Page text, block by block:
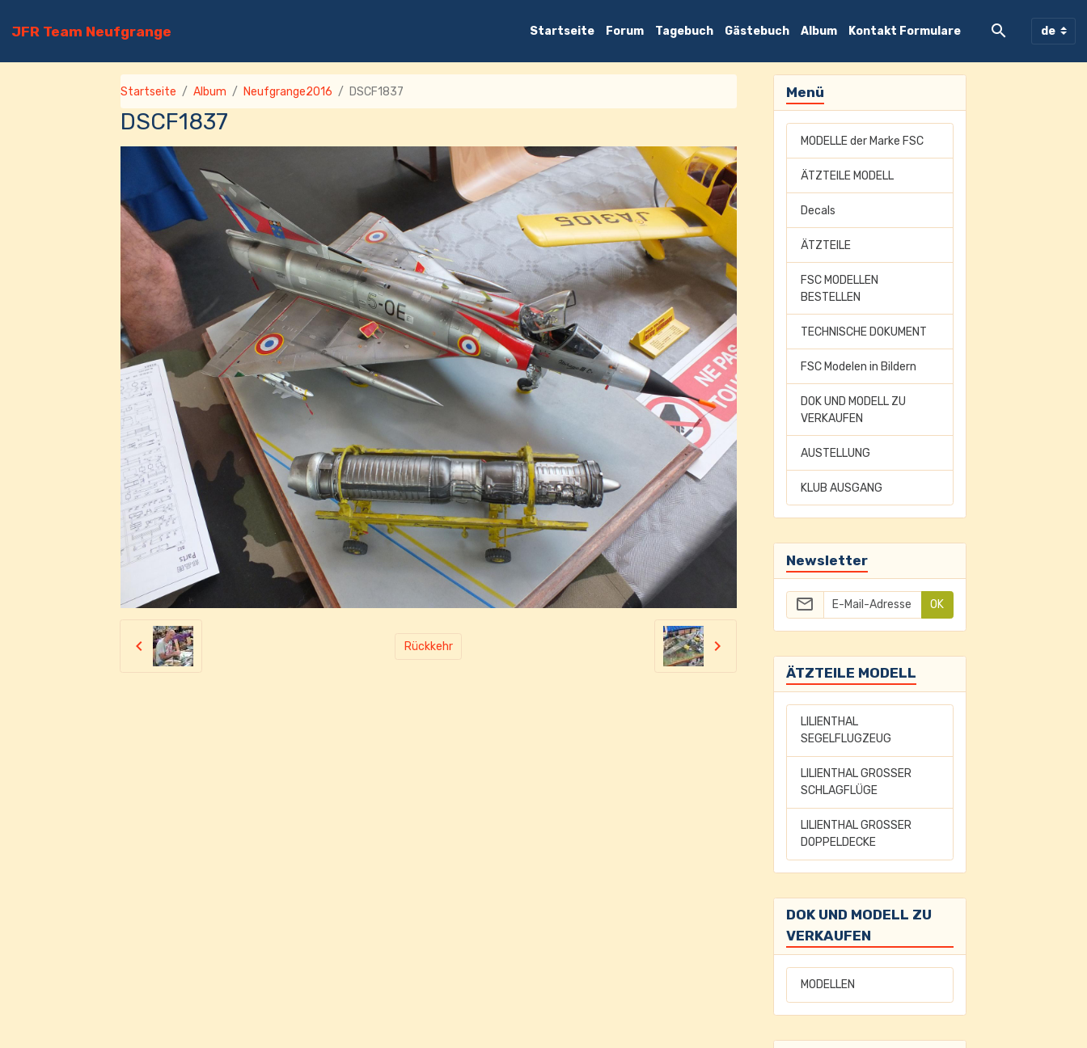
JFR Team Neufgrange Startseite Forum Tagebuch Gästebuch Album Kontakt Formulare
Startseite Album Neufgrange2016 DSCF1837
DSCF1837
Rückkehr
Menü
MODELLE der Marke FSC
ÄTZTEILE MODELL
Decals
ÄTZTEILE
FSC MODELLEN
BESTELLEN
TECHNISCHE DOKUMENT
FSC Modelen in Bildern
DOK UND MODELL ZU
VERKAUFEN
AUSTELLUNG
KLUB AUSGANG
Newsletter
OK
ÄTZTEILE MODELL
LILIENTHAL
SEGELFLUGZEUG
LILIENTHAL GROSSER
SCHLAGFLÜGE
LILIENTHAL GROSSER
DOPPELDECKE
DOK UND MODELL ZU
VERKAUFEN
MODELLEN